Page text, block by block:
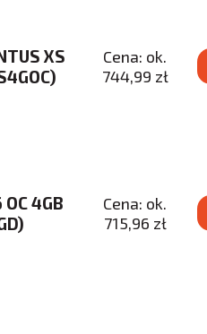
XS
Cena: ok.
744,99 zł
4GB
Cena: ok.
715,96 zł